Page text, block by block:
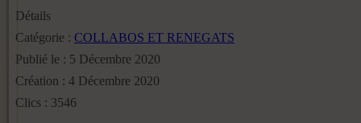
Détails
Catégorie : COLLABOS ET RENEGATS
Publié le : 5 Décembre 2020
Création : 4 Décembre 2020
Clics : 3546